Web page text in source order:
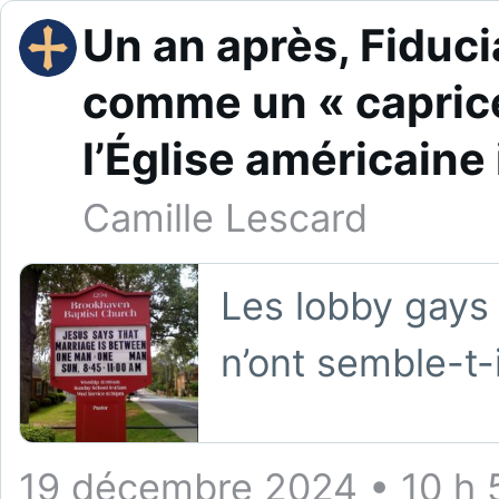
Un an après,
comme un «
l’Église
Camille Lescard
Les lobby gays
n’ont semble-
19 décembre 2024 • 10 h